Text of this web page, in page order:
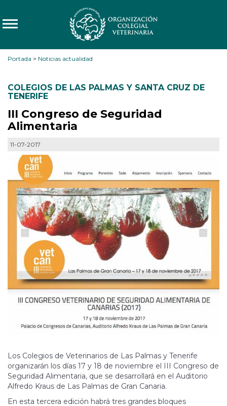
Portada > Noticias actualidad
COLEGIOS DE LAS PALMAS Y SANTA CRUZ DE
TENERIFE
III Congreso de Seguridad
Alimentaria
11-07-2017
Los Colegios de Veterinarios de Las Palmas y Tenerife
organizarán los días 17 y 18 de noviembre el III Congreso de
Seguridad Alimentaria, que se desarrollará en el Auditorio
Alfredo Kraus de Las Palmas de Gran Canaria.
En esta tercera edición habrá tres grandes bloques